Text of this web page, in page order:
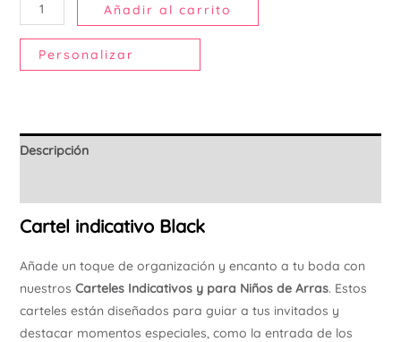
Añadir al carrito
Personalizar
Descripción
Cartel indicativo Black
Añade un toque de organización y encanto a tu boda con
nuestros Carteles Indicativos y para Niños de Arras. Estos
carteles están diseñados para guiar a tus invitados y
destacar momentos especiales, como la entrada de los